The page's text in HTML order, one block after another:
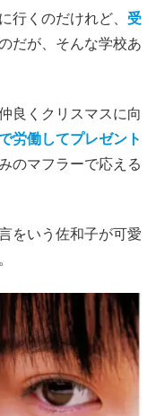
行くのだけれど、 受
だが、そんな学校あ
良くクリスマスに向
労働してプレゼント
のマフラーで応える
をいう佐和子が可愛